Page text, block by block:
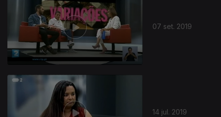
07 set. 2019
14 jul. 2019